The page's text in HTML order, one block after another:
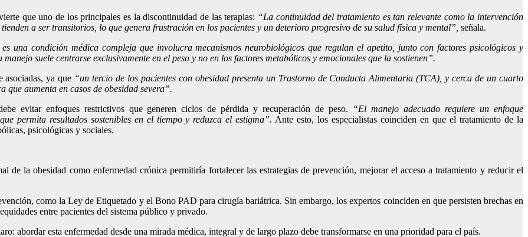
que uno de los principales es la discontinuidad de las terapias: “La continuidad del tratamiento es tan relevante como la intervención
a ser transitorios, lo que genera frustración en los pacientes y un deterioro progresivo de su salud física y mental”, señala.
es una condición médica compleja que involucra mecanismos neurobiológicos que regulan el apetito, junto con factores psicológicos y
suele centrarse exclusivamente en el peso y no en los factores metabólicos y emocionales que la sostienen”.
asociadas, ya que “un tercio de los pacientes con obesidad presenta un Trastorno de Conducta Alimentaria (TCA), y cerca de un cuarto
aumenta en casos de obesidad severa”.
evitar enfoques restrictivos que generen ciclos de pérdida y recuperación de peso.
“El manejo adecuado requiere un enfoque
permita resultados sostenibles en el tiempo y reduzca el estigma”. Ante esto, los especialistas coinciden en que el tratamiento de la
psicológicas y sociales.
de la obesidad como enfermedad crónica permitiría fortalecer las estrategias de prevención, mejorar el acceso a tratamiento y reducir el
como la Ley de Etiquetado y el Bono PAD para cirugía bariátrica. Sin embargo, los expertos coinciden en que persisten brechas en
entre pacientes del sistema público y privado.
abordaresta enfermedad desde una mirada médica, integral y de largo plazo debe transformarse en una prioridad para el país.